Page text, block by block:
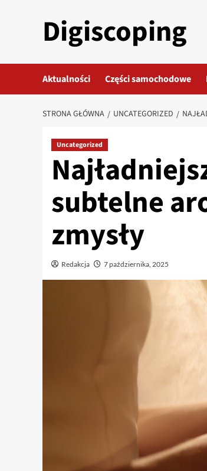
Digiscoping
Aktualności Części samochodowe
STRONA GŁÓWNA UNCATEGORIZED
Uncategorized
subtelne
zmysły
Redakcja 7 października, 2025